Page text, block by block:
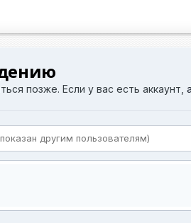
позже. Если у вас есть аккаунт,